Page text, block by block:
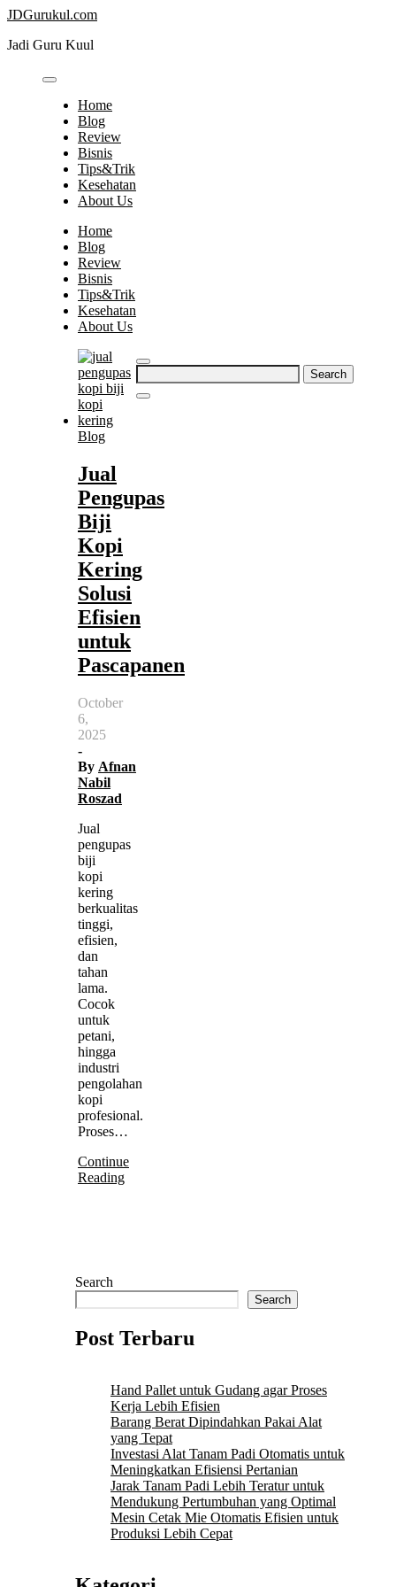
Skip
content
JDGurukul.com
Jadi Guru Kuul
Home
Blog
Review
Bisnis
Tips&Trik
Kesehatan
About Us
Home
Blog
Review
Bisnis
Tips&Trik
Kesehatan
About Us
Search
for:
Blog
Jual
Pengupas
Biji
Kopi
Kering
Solusi
Efisien
untuk
Pascapanen
October
6,
2025
-
By Afnan
Nabil
Roszad
Jual
pengupas
biji
kopi
kering
berkualitas
tinggi,
efisien,
dan
tahan
lama.
Cocok
untuk
petani,
hingga
industri
pengolahan
kopi
profesional.
Proses…
Continue
Reading
Search
Search
Post Terbaru
Hand Pallet untuk Gudang agar Proses
Kerja Lebih Efisien
Barang Berat Dipindahkan Pakai Alat
yang Tepat
Investasi Alat Tanam Padi Otomatis untuk
Meningkatkan Efisiensi Pertanian
Jarak Tanam Padi Lebih Teratur untuk
Mendukung Pertumbuhan yang Optimal
Mesin Cetak Mie Otomatis Efisien untuk
Produksi Lebih Cepat